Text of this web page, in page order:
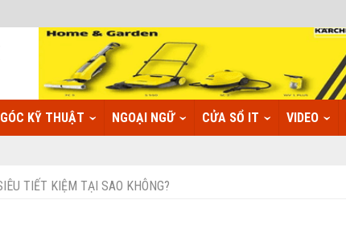
GÓC KỸ THUẬT NGOẠI NGỮ CỬA SỔ IT VIDEO
TIẾT KIỆM TẠI SAO KHÔNG?